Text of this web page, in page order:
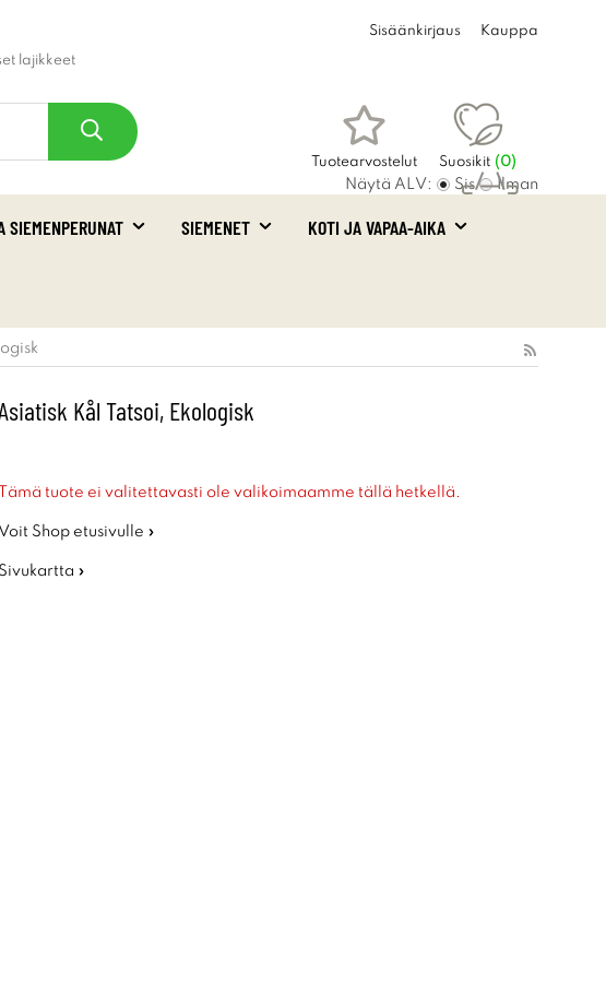
lajikkeet
Sisäänkirjaus Kauppa
Tuotearvostelut Suosikit (0)
Ostoskori
Näytä ALV: Sis Ilman
SIEMENET KOTI JA VAPAA-AIKA
Kål Tatsoi, Ekologisk
Tämä tuote ei valitettavasti ole valikoimaamme tällä hetkellä.
Voit Shop etusivulle »
Sivukartta »